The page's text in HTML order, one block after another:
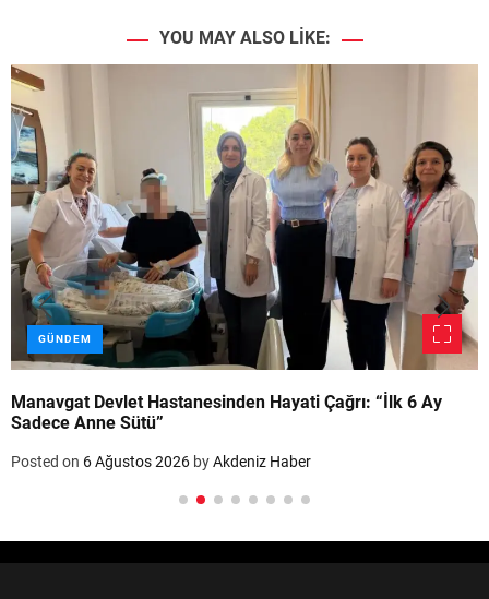
YOU MAY ALSO LIKE:
GÜNDEM
Manavgat Devlet Hastanesinden Hayati Çağrı: “İlk 6 Ay
Sadece Anne Sütü”
Posted on 6 Ağustos 2026 byAkdeniz Haber